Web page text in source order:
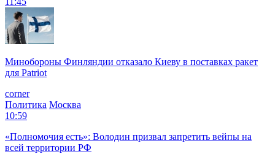
Минобороны Финляндии отказало Киеву в поставках ракет
для Patriot
corner
Политика Москва
10:59
«Полномочия есть»: Володин призвал запретить вейпы на
всей территории РФ